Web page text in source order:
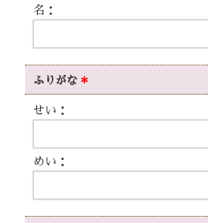
名：
ふりがな ＊
せい：
めい：